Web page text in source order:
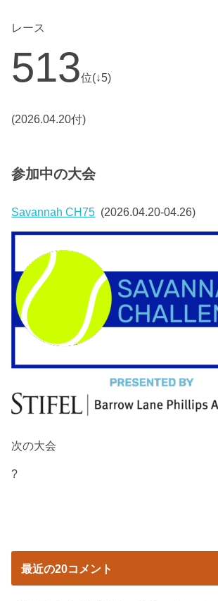
レース
513位(↓5)
(2026.04.20付)
参加中の大会
Savannah CH75 (2026.04.20-04.26)
次の大会
?
最近の20コメント